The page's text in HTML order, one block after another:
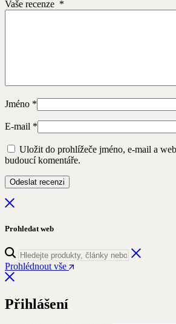
Vaše recenze *
Jméno *
E-mail *
Uložit do prohlížeče jméno, e-mail a
budoucí komentáře.
Prohledat web
Prohlédnout vše
Přihlášení